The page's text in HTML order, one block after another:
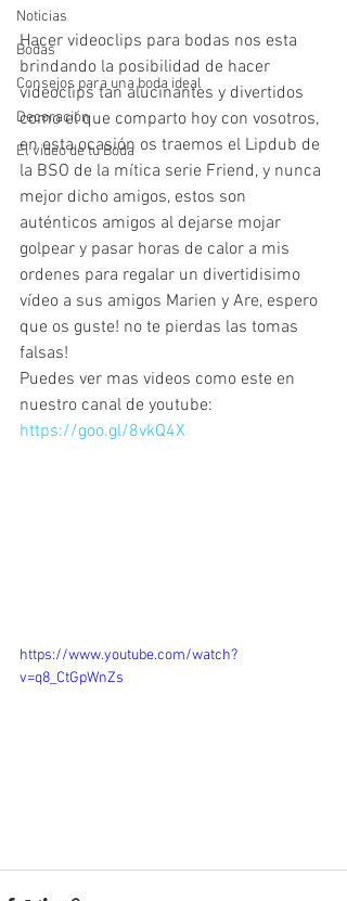
Noticias
Bodas
Consejos para una boda ideal
Decoración
El video de tu Boda
Hacer videoclips para bodas nos esta
brindando la posibilidad de hacer
videoclips tan alucinantes y divertidos
como el que comparto hoy con vosotros,
en esta ocasión os traemos el Lipdub de
la BSO de la mítica serie Friend, y nunca
mejor dicho amigos, estos son
auténticos amigos al dejarse mojar
golpear y pasar horas de calor a mis
ordenes para regalar un divertidisimo
vídeo a sus amigos Marien y Are, espero
que os guste! no te pierdas las tomas
falsas!
Puedes ver mas videos como este en
nuestro canal de youtube:
https://goo.gl/8vkQ4X
https://www.youtube.com/watch?
v=q8_CtGpWnZs